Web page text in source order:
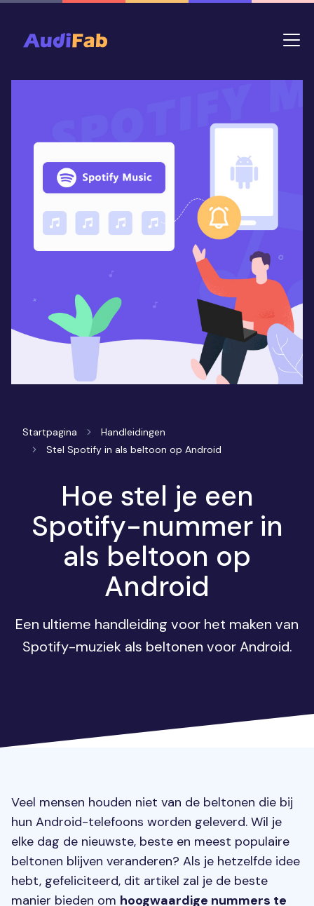
Startpagina
Handleidingen
Stel Spotify in als beltoon op Android
Hoe stel je een
Spotify-nummer in
als beltoon op
Android
Een ultieme handleiding voor het maken van
Spotify-muziek als beltonen voor Android.
Veel mensen houden niet van de beltonen die bij
hun Android-telefoons worden geleverd. Wil je
elke dag de nieuwste, beste en meest populaire
beltonen blijven veranderen? Als je hetzelfde idee
hebt, gefeliciteerd, dit artikel zal je de beste
manier bieden om hoogwaardige nummers te